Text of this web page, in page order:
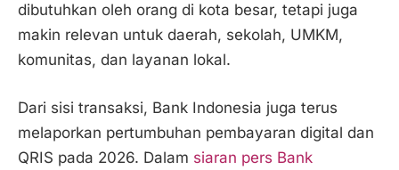
dibutuhkan oleh orang di kota besar, tetapi juga
makin relevan untuk daerah, sekolah, UMKM,
komunitas, dan layanan lokal.
Dari sisi transaksi, Bank Indonesia juga terus
melaporkan pertumbuhan pembayaran digital dan
QRIS pada 2026. Dalam siaran pers Bank